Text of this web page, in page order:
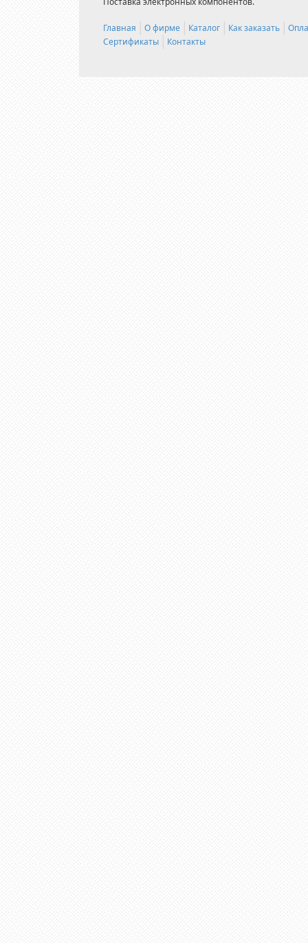
Главная О фирме Каталог Как заказать
Сертификаты
Контакты